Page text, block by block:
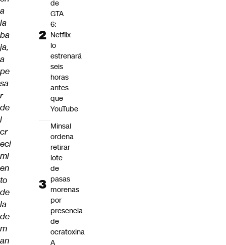
a
la
ba
ja,
a
pe
sa
r
de
l
cr
eci
mi
en
to
de
la
de
m
an
de
GTA
6:
Netflix
lo
estrenará
seis
horas
antes
que
YouTube
Minsal
ordena
retirar
lote
de
pasas
morenas
por
presencia
de
ocratoxina
A